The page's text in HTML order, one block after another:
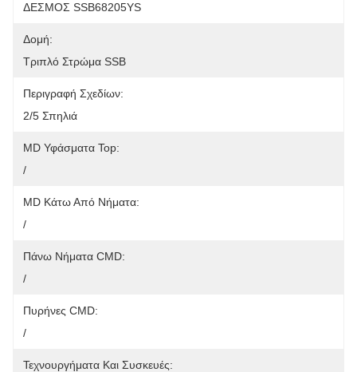
ΔΕΣΜΟΣ SSB68205YS
Δομή:
Τριπλό Στρώμα SSB
Περιγραφή Σχεδίων:
2/5 Σπηλιά
MD Υφάσματα Top:
/
MD Κάτω Από Νήματα:
/
Πάνω Νήματα CMD:
/
Πυρήνες CMD:
/
Τεχνουργήματα Και Συσκευές: